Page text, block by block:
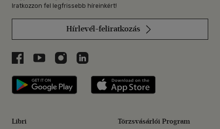
Iratkozzon fel legfrissebb híreinkért!
Hírlevél-feliratkozás
Libri a Facebookon
Libri a Youtube-on
Libri az Instagramon
Libri a LinkedInen
Libri applikáció Szerezd meg: Google
Libri Törzsvásárlói Program